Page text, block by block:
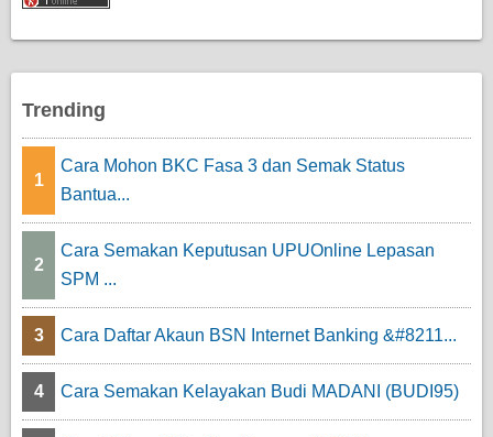
Trending
1
Cara Mohon BKC Fasa 3 dan Semak Status
Bantua...
2
Cara Semakan Keputusan UPUOnline Lepasan
SPM ...
3 Cara Daftar Akaun BSN Internet Banking &#8211...
4 Cara Semakan Kelayakan Budi MADANI (BUDI95)